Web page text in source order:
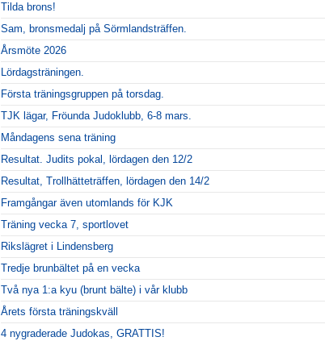
Tilda brons!
Sam, bronsmedalj på Sörmlandsträffen.
Årsmöte 2026
Lördagsträningen.
Första träningsgruppen på torsdag.
TJK lägar, Fröunda Judoklubb, 6-8 mars.
Måndagens sena träning
Resultat. Judits pokal, lördagen den 12/2
Resultat, Trollhätteträffen, lördagen den 14/2
Framgångar även utomlands för KJK
Träning vecka 7, sportlovet
Rikslägret i Lindensberg
Tredje brunbältet på en vecka
Två nya 1:a kyu (brunt bälte) i vår klubb
Årets första träningskväll
4 nygraderade Judokas, GRATTIS!